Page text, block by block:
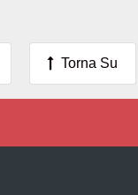
Torna Su